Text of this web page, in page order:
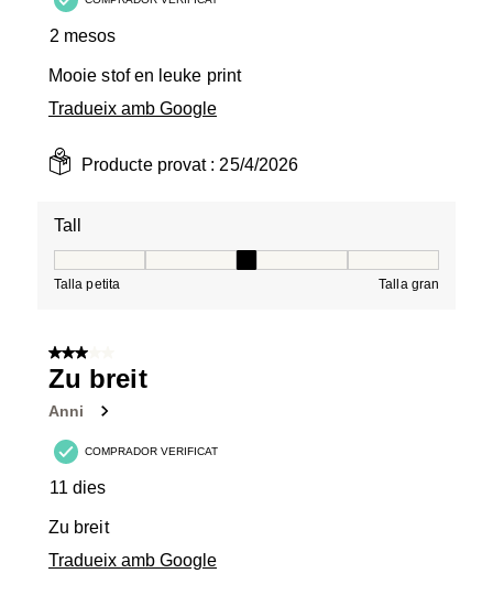
2 mesos
Mooie stof en leuke print
Tradueix amb Google
Producte provat :25/4/2026
Tall
Talla petita Talla gran
3 de 5 estrelles.
Zu breit
Anni
COMPRADOR VERIFICAT
11 dies
Zu breit
Tradueix amb Google